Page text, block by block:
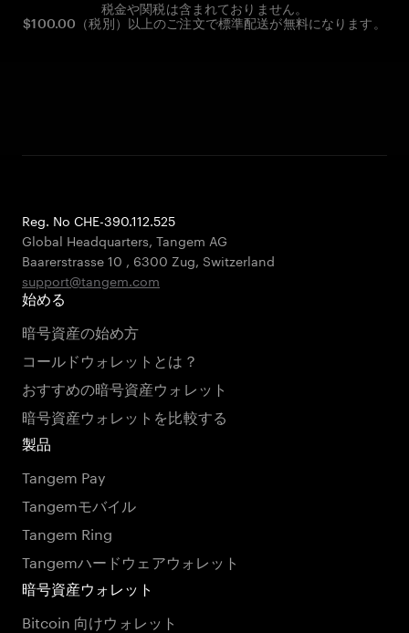
税金や関税は含まれておりません。
$100.00（税別）以上のご注文で標準配送が無料になります。
Reg. No CHE-390.112.525
Global Headquarters, Tangem AG
Baarerstrasse 10 , 6300 Zug, Switzerland
support@tangem.com
始める
暗号資産の始め方
コールドウォレットとは？
おすすめの暗号資産ウォレット
暗号資産ウォレットを比較する
製品
Tangem Pay
Tangemモバイル
Tangem Ring
Tangemハードウェアウォレット
暗号資産ウォレット
Bitcoin 向けウォレット